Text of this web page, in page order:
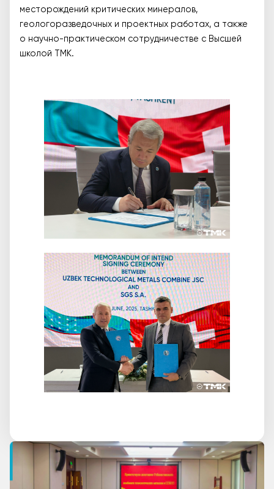
месторождений критических минералов,
геологоразведочных и проектных работах, а также
о научно-практическом сотрудничестве с Высшей
школой ТМК.